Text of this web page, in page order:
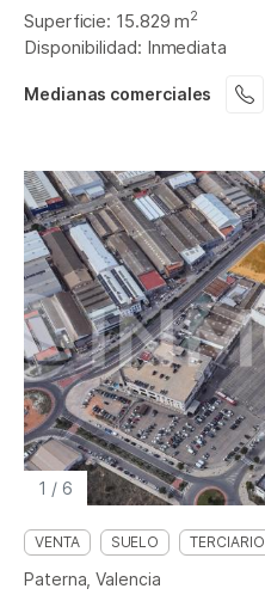
Superficie: 15.829 m2
Disponibilidad: Inmediata
Medianas comerciales
1 / 6
VENTA SUELO TERCIARIO
Paterna, Valencia